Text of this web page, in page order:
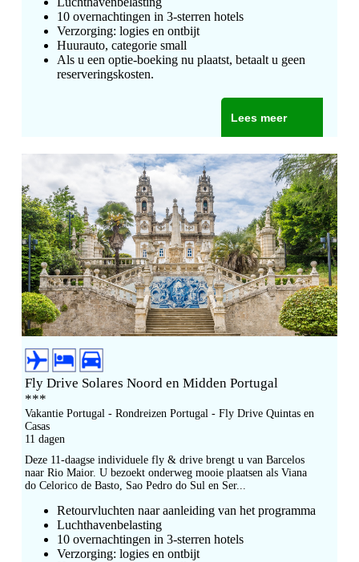
10 overnachtingen in 3-sterren hotels
Verzorging: logies en ontbijt
Huurauto, categorie small
Als u een optie-boeking nu plaatst, betaalt u geen
reserveringskosten.
Lees meer
Fly Drive Solares Noord en Midden Portugal
***
Vakantie Portugal - Rondreizen Portugal - Fly Drive Quintas en
Casas
11 dagen
Deze 11-daagse individuele fly & drive brengt u van Barcelos
naar Rio Maior. U bezoekt onderweg mooie plaatsen als Viana
do Celorico de Basto, Sao Pedro do Sul en Ser...
Retourvluchten naar aanleiding van het programma
Luchthavenbelasting
10 overnachtingen in 3-sterren hotels
Verzorging: logies en ontbijt